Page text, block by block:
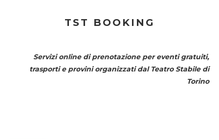
TST BOOKING
Servizi online di prenotazione per eventi gratuiti,
trasporti e provini organizzati dal Teatro Stabile di
Torino